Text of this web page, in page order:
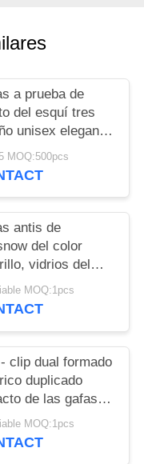
a prueba de
del esquí tres
unisex elegante
15m m de la
de la capa
MOQ:500pcs
antis de
del color
vidrios del
respirables para
al aire
MOQ:1pcs
clip dual formado
duplicado
de las gafas
nieve colorido
MOQ:1pcs